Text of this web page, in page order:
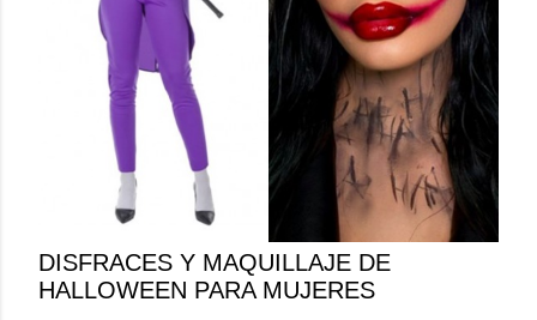
DISFRACES Y MAQUILLAJE DE
HALLOWEEN PARA MUJERES